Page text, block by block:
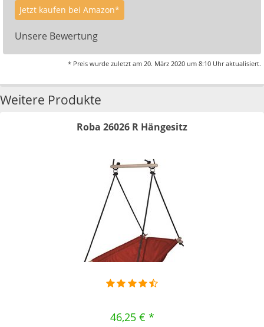
Jetzt kaufen bei Amazon*
Unsere Bewertung
* Preis wurde zuletzt am 20. März 2020 um 8:10 Uhr aktualisiert.
Weitere Produkte
Roba 26026 R Hängesitz
46,25 € *